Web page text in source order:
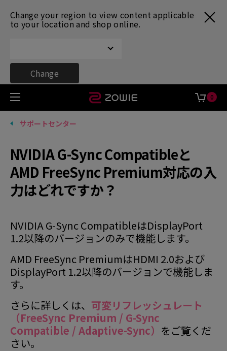
Change your region to view content applicable
to your location and shop online.
Change
0
サポートセンター
NVIDIA G-Sync Compatibleと
AMD FreeSync Premium対応の入
力はどれですか？
NVIDIA G-Sync CompatibleはDisplayPort
1.2以降のバージョンのみで機能します。
AMD FreeSync PremiumはHDMI 2.0および
DisplayPort 1.2以降のバージョンで機能しま
す。
さらに詳しくは、 可変リフレッシュレート
（FreeSync Premium / G-Sync
Compatible / Adaptive-Sync） をご覧くだ
さい。